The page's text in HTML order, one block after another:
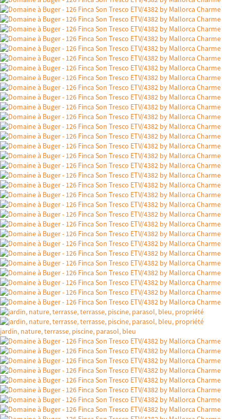
jardin, nature, terrasse, piscine, parasol, bleu